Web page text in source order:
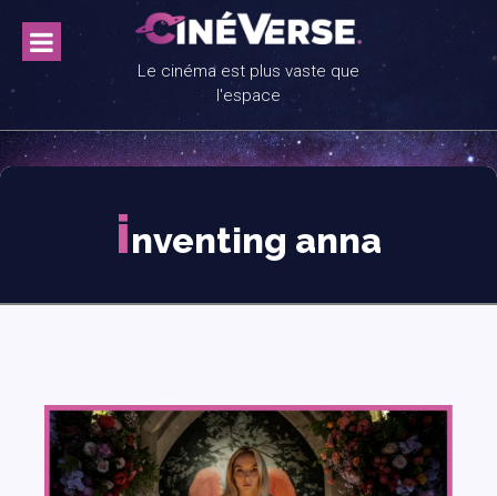
content
Le cinéma est plus vaste que
l'espace
inventing anna